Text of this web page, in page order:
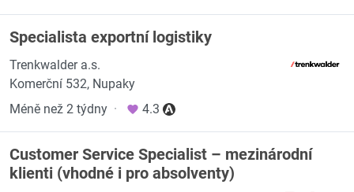
Specialista exportní logistiky
Trenkwalder a.s.
Komerční 532, Nupaky
Méně než 2 týdny · 4.3
Customer Service Specialist – mezinárodní
klienti (vhodné i pro absolventy)